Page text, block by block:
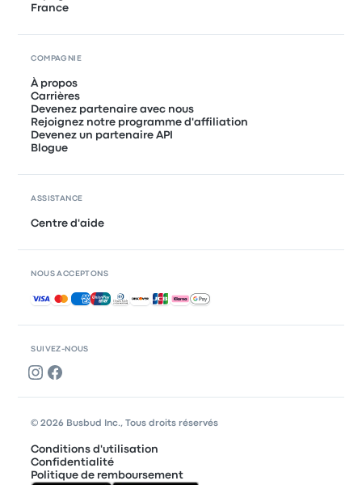
SUIVEZ-NOUS
France
COMPAGNIE
À propos
Carrières
Devenez partenaire avec nous
Rejoignez notre programme d'affiliation
Devenez un partenaire API
Blogue
ASSISTANCE
Centre d'aide
NOUS ACCEPTONS
Paiements acceptés
© 2026 Busbud Inc., Tous droits réservés
Conditions d'utilisation
Confidentialité
Politique de remboursement